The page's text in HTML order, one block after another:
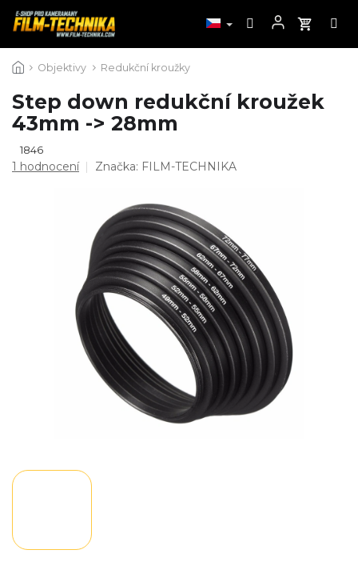
na
Objektivy Redukční kroužky
Step down redukční kroužek
43mm -> 28mm
1846
Průměrné
1 hodnocení Značka: FILM-TECHNIKA